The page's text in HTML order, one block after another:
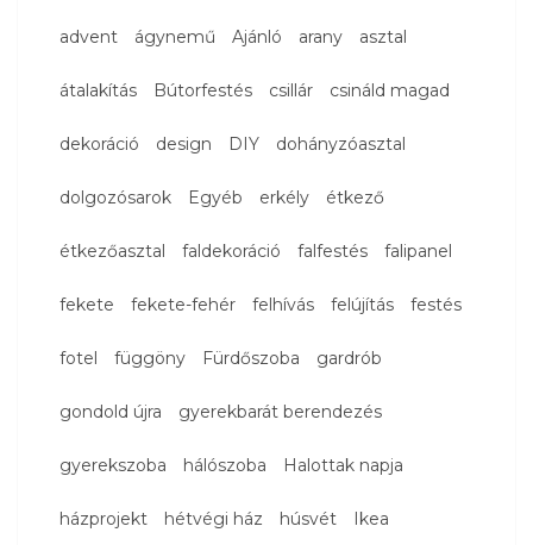
advent ágynemű Ajánló arany asztal
átalakítás Bútorfestés csillár csináld magad
dekoráció design DIY dohányzóasztal
dolgozósarok Egyéb erkély étkező
étkezőasztal faldekoráció falfestés falipanel
fekete fekete-fehér felhívás felújítás festés
fotel függöny Fürdőszoba gardrób
gondold újra gyerekbarát berendezés
gyerekszoba hálószoba Halottak napja
házprojekt hétvégi ház húsvét Ikea